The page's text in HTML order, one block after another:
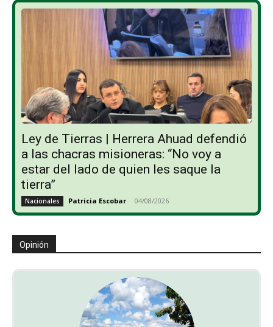
Ley de Tierras | Herrera Ahuad defendió
a las chacras misioneras: “No voy a
estar del lado de quien les saque la
tierra”
Nacionales Patricia Escobar - 04/08/2026
Opinión